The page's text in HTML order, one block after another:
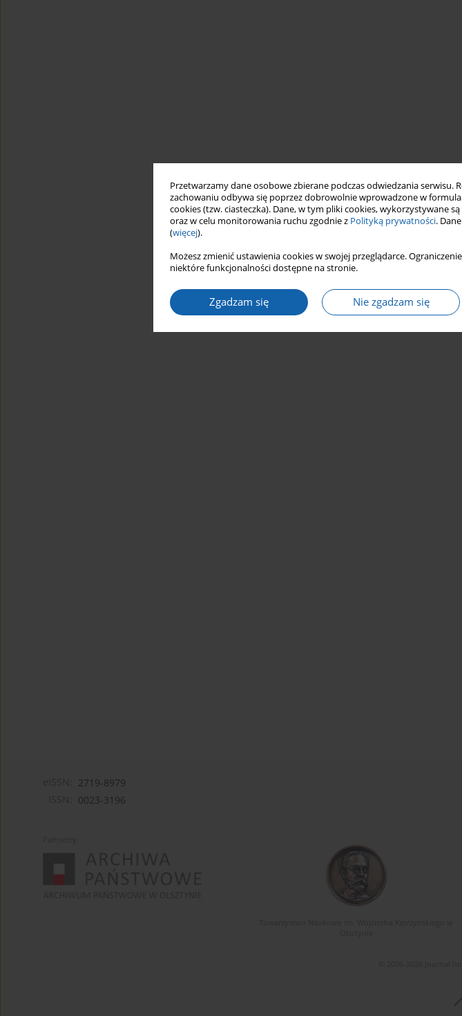
Przetwarzamy dane osobowe zbierane podczas odwiedzania serwisu.
zachowaniu odbywa się poprzez dobrowolnie wprowadzone w
cookies (tzw. ciasteczka). Dane, w tym pliki cookies, wykorzystywane
oraz w celu monitorowania ruchu zgodnie z Polityką prywatności.
(więcej).
Możesz zmienić ustawienia cookies w swojej przeglądarce.
niektóre funkcjonalności dostępne na stronie.
Zgadzam się Nie zgadzam się
2719-8979
0023-3196